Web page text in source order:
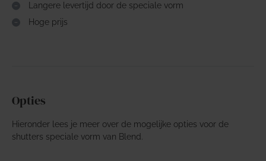
Langere levertijd door de speciale vorm
Hoge prijs
Opties
Hieronder lees je meer over de mogelijke opties voor de
shutters speciale vorm van Blend.